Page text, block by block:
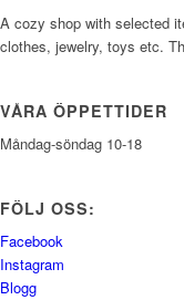
A cozy shop with selected
clothes, jewelry, toys etc.
VÅRA ÖPPETTIDER
Måndag-söndag 10-18
FÖLJ OSS:
Facebook
Instagram
Blogg